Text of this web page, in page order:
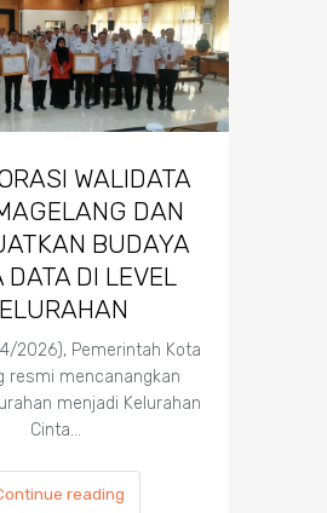
WALIDATA
DAN
BUDAYA
DATA DI LEVEL
2026), Pemerintah Kota
resmi mencanangkan
menjadi Kelurahan
Cinta…
reading